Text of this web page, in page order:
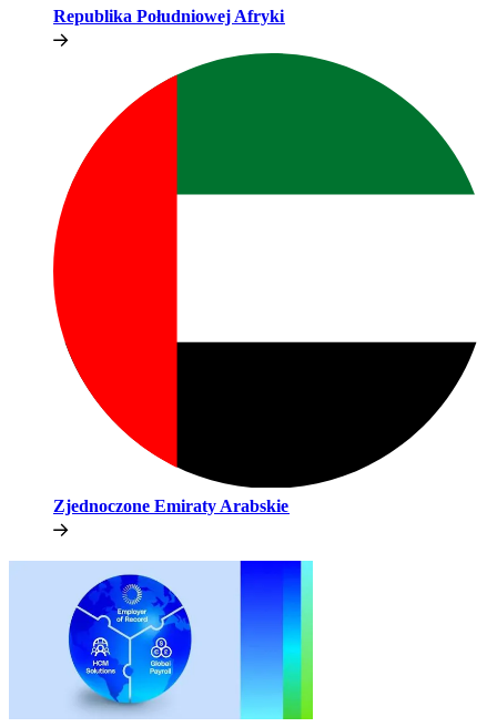
Republika Południowej Afryki​​
Zjednoczone Emiraty Arabskie​​